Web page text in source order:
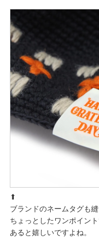
⬆︎
ブランドのネームタグも
ちょっとしたワンポイン
あると嬉しいですよね。